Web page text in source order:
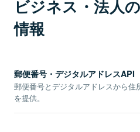
ビジネス・法人
情報
郵便番号・デジタルアドレスAPI
郵便番号とデジタルアドレスから住
を提供。